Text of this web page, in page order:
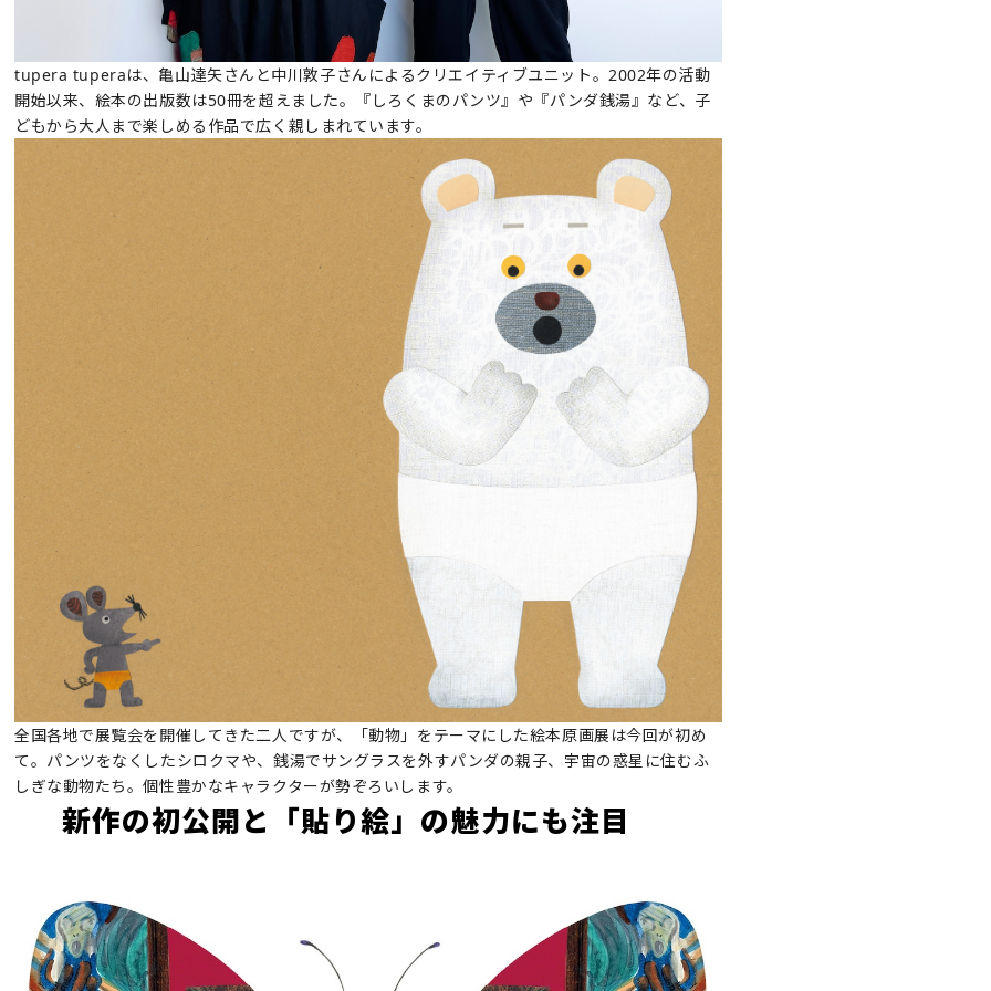
tupera tuperaは、亀山達矢さんと中川敦子さんによるクリエイティブユニット。2002年の活動
開始以来、絵本の出版数は50冊を超えました。『しろくまのパンツ』や『パンダ銭湯』など、子
どもから大人まで楽しめる作品で広く親しまれています。
全国各地で展覧会を開催してきた二人ですが、「動物」をテーマにした絵本原画展は今回が初め
て。パンツをなくしたシロクマや、銭湯でサングラスを外すパンダの親子、宇宙の惑星に住むふ
しぎな動物たち。個性豊かなキャラクターが勢ぞろいします。
新作の初公開と「貼り絵」の魅力にも注目